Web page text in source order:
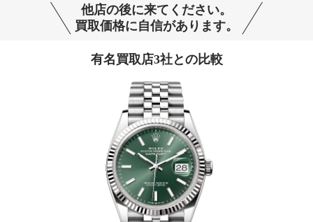
他店の後に来てください。
買取価格に自信があります。
有名買取店3社との比較